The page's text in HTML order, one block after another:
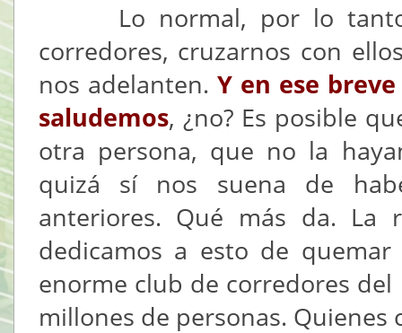
Lo normal, por lo tanto,
corredores, cruzarnos con
nos adelanten. Y en ese
saludemos, ¿no? Es posible
otra persona, que no la
quizá sí nos suena de
anteriores. Qué más da.
dedicamos a esto de
enorme club de corredores
millones de personas.